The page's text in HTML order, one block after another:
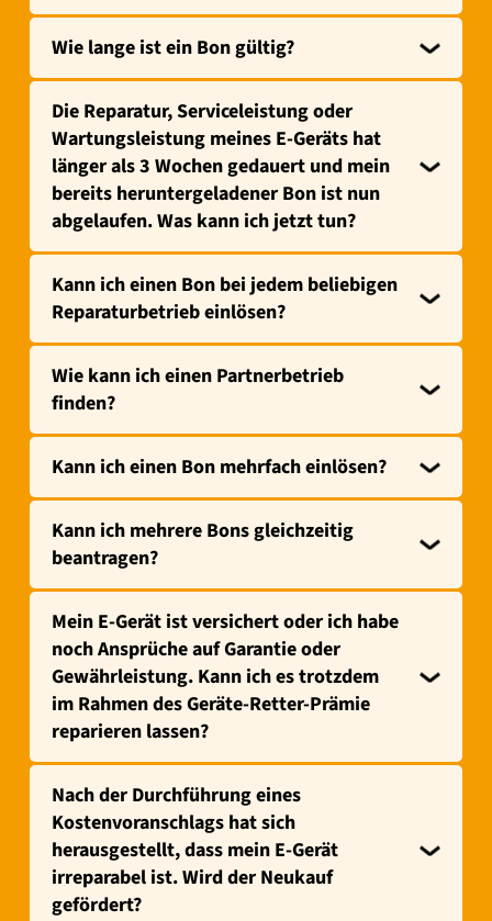
Wie lange ist ein Bon gültig?
Die Reparatur, Serviceleistung oder
Wartungsleistung meines E-Geräts hat
länger als 3 Wochen gedauert und mein
bereits heruntergeladener Bon ist nun
abgelaufen. Was kann ich jetzt tun?
Kann ich einen Bon bei jedem beliebigen
Reparaturbetrieb einlösen?
Wie kann ich einen Partnerbetrieb
finden?
Kann ich einen Bon mehrfach einlösen?
Kann ich mehrere Bons gleichzeitig
beantragen?
Mein E-Gerät ist versichert oder ich habe
noch Ansprüche auf Garantie oder
Gewährleistung. Kann ich es trotzdem
im Rahmen des Geräte-Retter-Prämie
reparieren lassen?
Nach der Durchführung eines
Kostenvoranschlags hat sich
herausgestellt, dass mein E-Gerät
irreparabel ist. Wird der Neukauf
gefördert?